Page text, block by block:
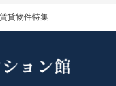
貸物件特集